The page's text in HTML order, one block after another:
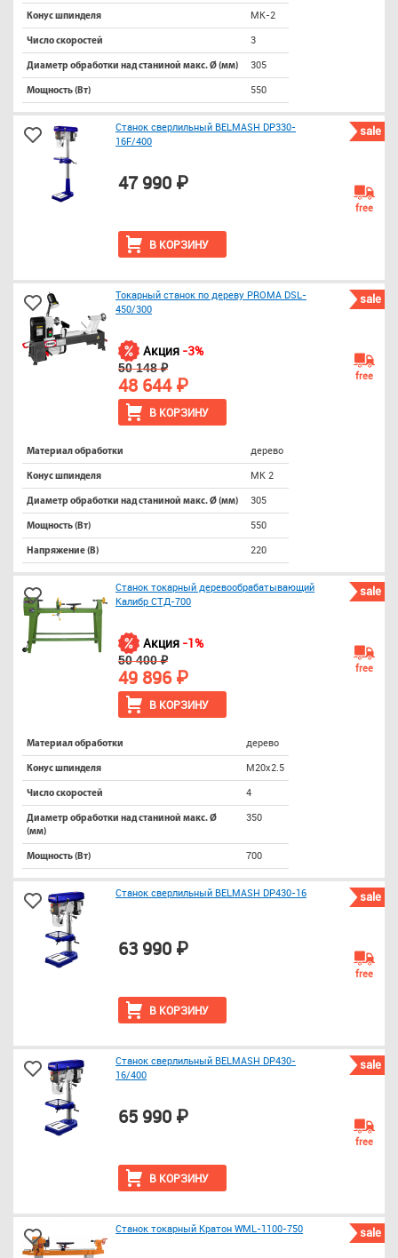
Конус шпинделя МК-2
Число скоростей 3
Диаметр обработки над станиной макс. Ø (мм) 305
Мощность (Вт) 550
sale
Станок сверлильный BELMASH DP330-
16F/400
В КОРЗИНУ
47 990 ₽
free
sale
Токарный станок по дереву PROMA DSL-
450/300
В КОРЗИНУ
Акция -3%
50 148 ₽
48 644 ₽ free
Материал обработки дерево
Конус шпинделя МК 2
Диаметр обработки над станиной макс. Ø (мм) 305
Мощность (Вт) 550
Напряжение (В) 220
sale
Станок токарный деревообрабатывающий
Калибр СТД-700
В КОРЗИНУ
Акция -1%
50 400 ₽
49 896 ₽ free
Материал обработки дерево
Конус шпинделя М20х2.5
Число скоростей 4
Диаметр обработки над станиной макс. Ø
(мм)
350
Мощность (Вт) 700
sale
Станок сверлильный BELMASH DP430-16
В КОРЗИНУ
63 990 ₽
free
sale
Станок сверлильный BELMASH DP430-
16/400
В КОРЗИНУ
65 990 ₽
free
sale
Станок токарный Кратон WML-1100-750